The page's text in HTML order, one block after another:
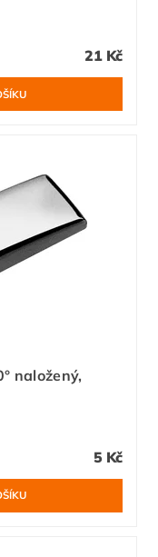
21 Kč
naložený,
5 Kč